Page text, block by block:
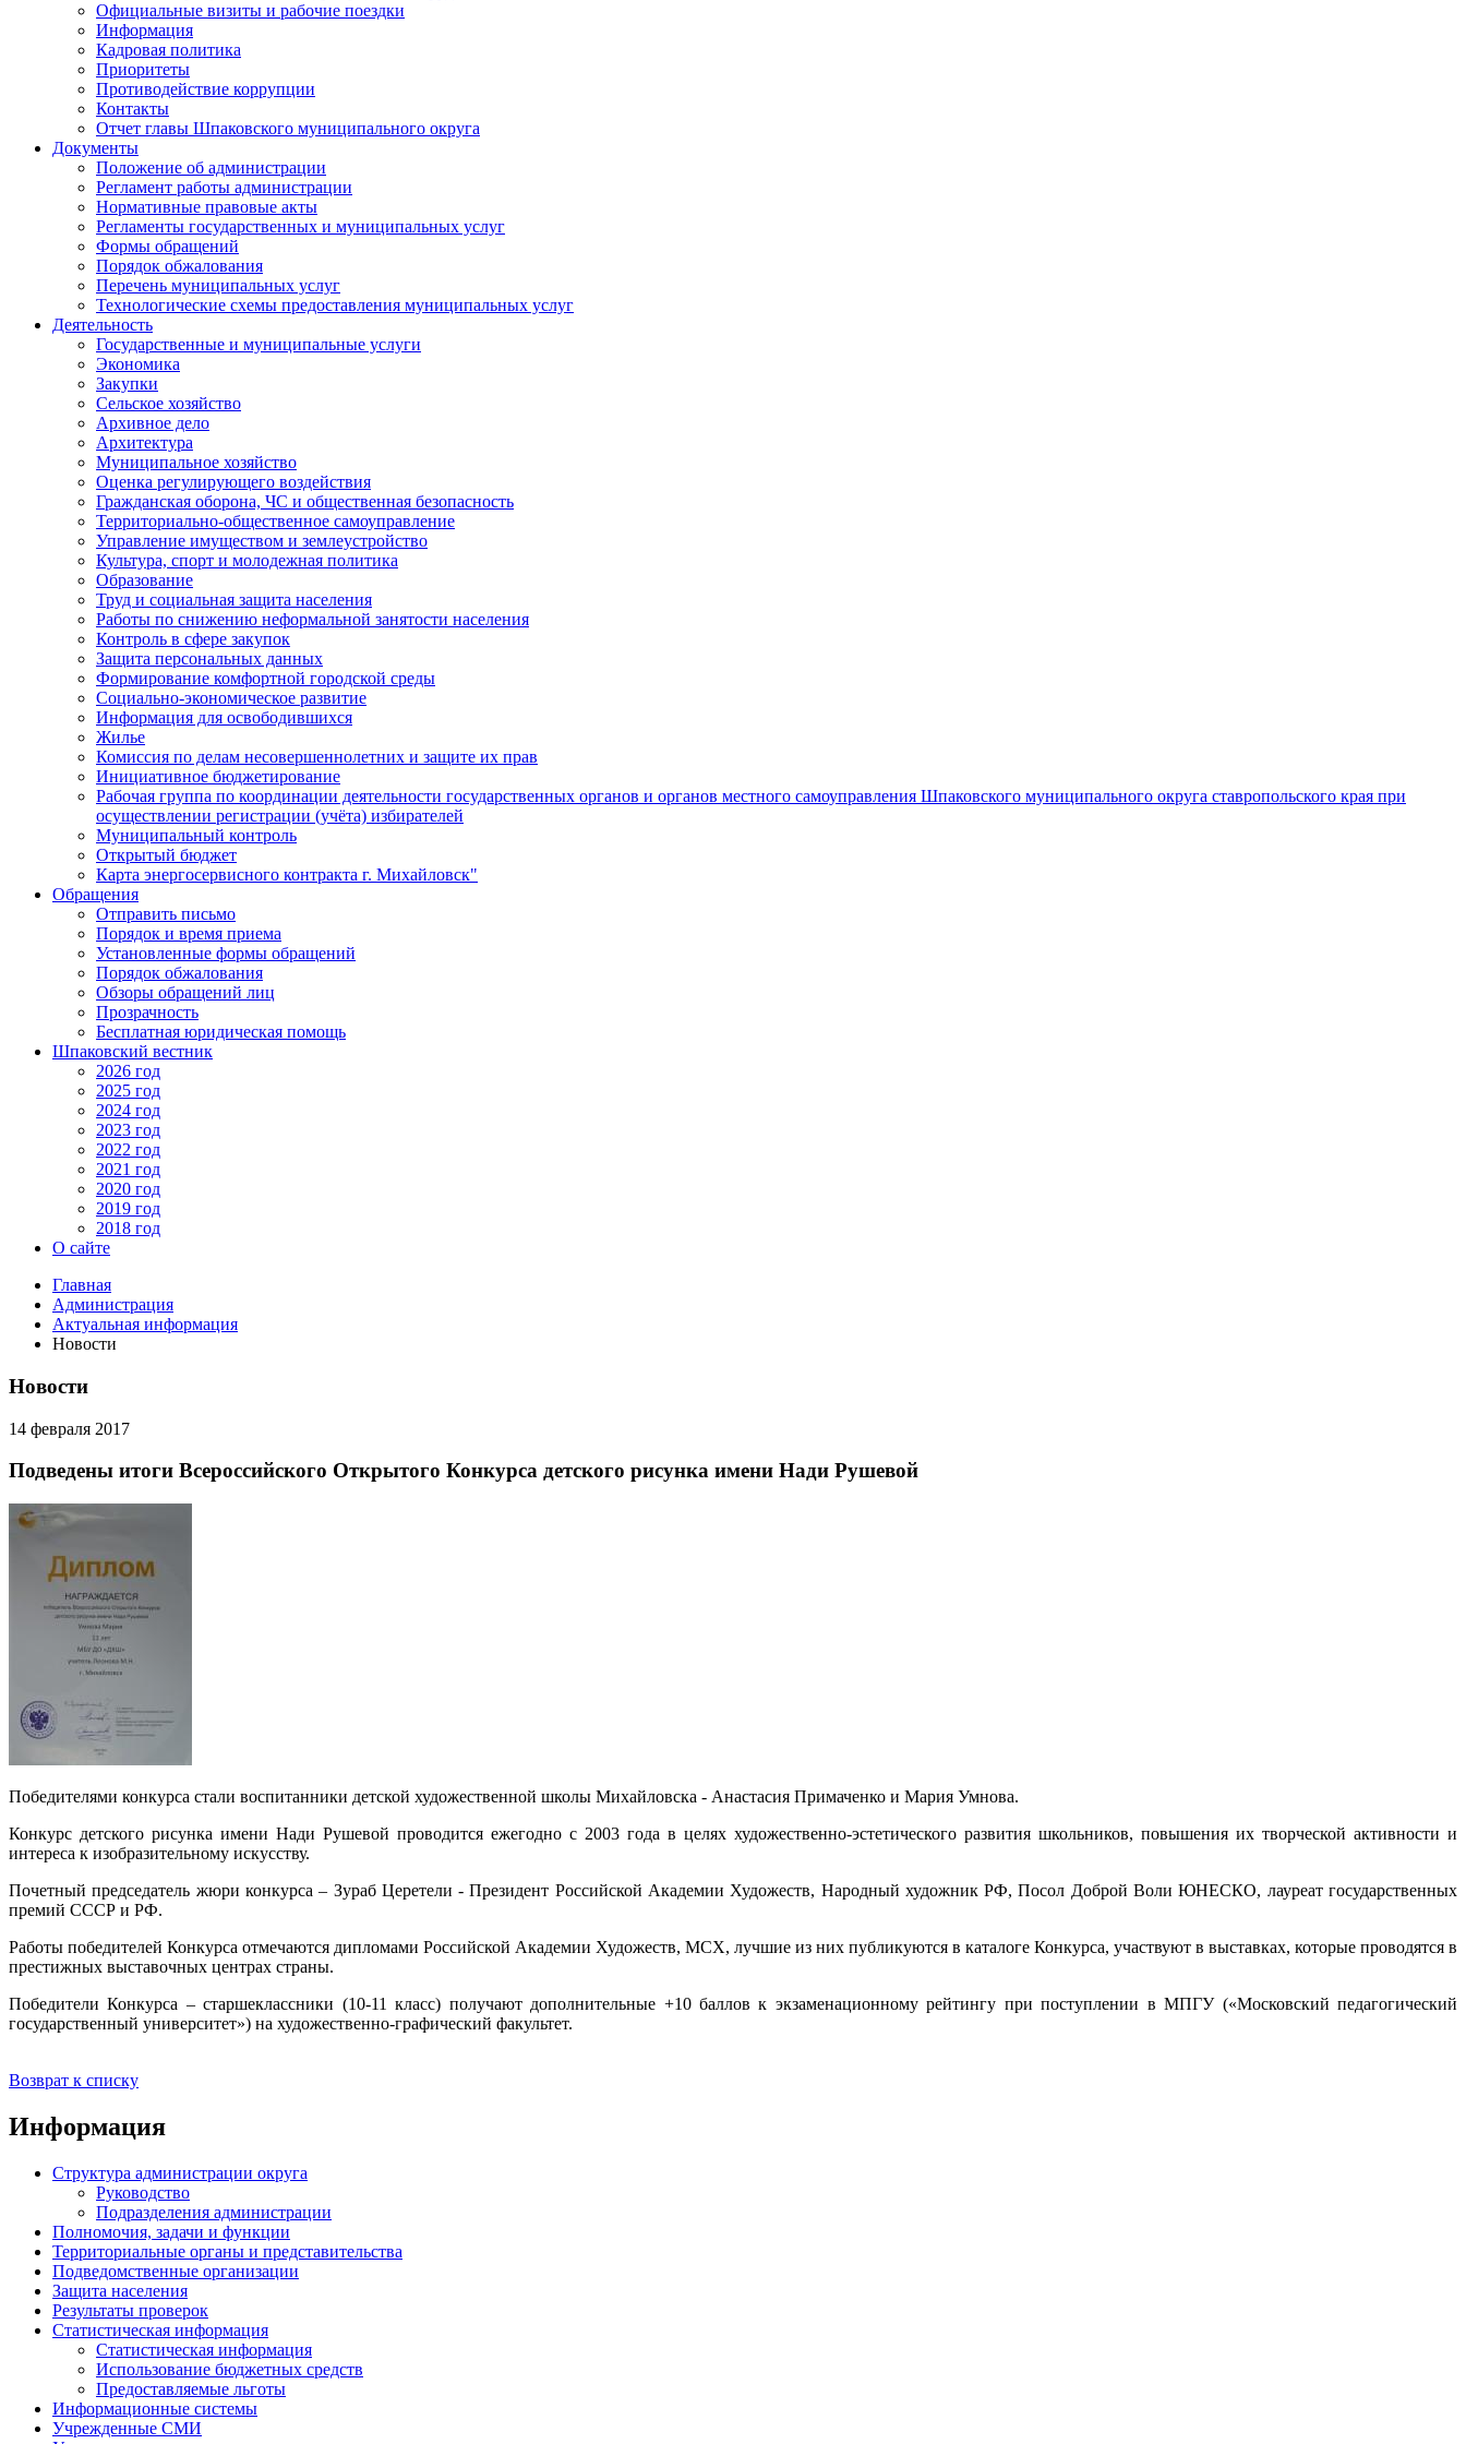
Официальные визиты и рабочие поездки
Информация
Кадровая политика
Приоритеты
Противодействие коррупции
Контакты
Отчет главы Шпаковского муниципального округа
Документы
Положение об администрации
Регламент работы администрации
Нормативные правовые акты
Регламенты государственных и муниципальных услуг
Формы обращений
Порядок обжалования
Перечень муниципальных услуг
Технологические схемы предоставления муниципальных услуг
Деятельность
Государственные и муниципальные услуги
Экономика
Закупки
Сельское хозяйство
Архивное дело
Архитектура
Муниципальное хозяйство
Оценка регулирующего воздействия
Гражданская оборона, ЧС и общественная безопасность
Территориально-общественное самоуправление
Управление имуществом и землеустройство
Культура, спорт и молодежная политика
Образование
Труд и социальная защита населения
Работы по снижению неформальной занятости населения
Контроль в сфере закупок
Защита персональных данных
Формирование комфортной городской среды
Социально-экономическое развитие
Информация для освободившихся
Жилье
Комиссия по делам несовершеннолетних и защите их прав
Инициативное бюджетирование
Рабочая группа по координации деятельности государственных органов и органов местного самоуправления Шпаковского муниципального округа ставропольского края при
осуществлении регистрации (учёта) избирателей
Муниципальный контроль
Открытый бюджет
Карта энергосервисного контракта г. Михайловск"
Обращения
Отправить письмо
Порядок и время приема
Установленные формы обращений
Порядок обжалования
Обзоры обращений лиц
Прозрачность
Бесплатная юридическая помощь
Шпаковский вестник
2026 год
2025 год
2024 год
2023 год
2022 год
2021 год
2020 год
2019 год
2018 год
О сайте
Главная
Администрация
Актуальная информация
Новости
Новости
14 февраля 2017
Подведены итоги Всероссийского Открытого Конкурса детского рисунка имени Нади Рушевой
Победителями конкурса стали воспитанники детской художественной школы Михайловска - Анастасия Примаченко и Мария Умнова.
Конкурс детского рисунка имени Нади Рушевой проводится ежегодно с 2003 года в целях художественно-эстетического развития школьников, повышения их творческой активности и
интереса к изобразительному искусству.
Почетный председатель жюри конкурса – Зураб Церетели - Президент Российской Академии Художеств, Народный художник РФ, Посол Доброй Воли ЮНЕСКО, лауреат государственных
премий СССР и РФ.
Работы победителей Конкурса отмечаются дипломами Российской Академии Художеств, МСХ, лучшие из них публикуются в каталоге Конкурса, участвуют в выставках, которые проводятся в
престижных выставочных центрах страны.
Победители Конкурса – старшеклассники (10-11 класс) получают дополнительные +10 баллов к экзаменационному рейтингу при поступлении в МПГУ («Московский педагогический
государственный университет») на художественно-графический факультет.
Возврат к списку
Информация
Структура администрации округа
Руководство
Подразделения администрации
Полномочия, задачи и функции
Территориальные органы и представительства
Подведомственные организации
Защита населения
Результаты проверок
Статистическая информация
Статистическая информация
Использование бюджетных средств
Предоставляемые льготы
Информационные системы
Учрежденные СМИ